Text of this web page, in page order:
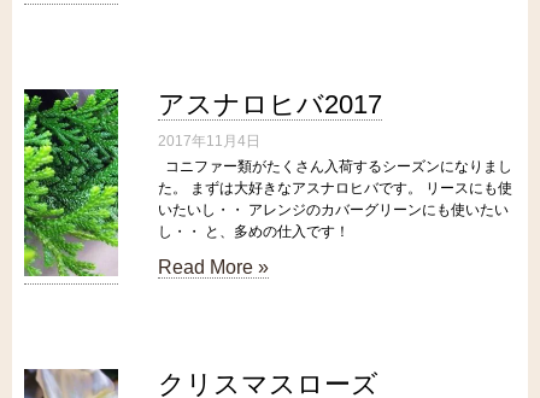
アスナロヒバ2017
2017年11月4日
コニファー類がたくさん入荷するシーズンになりまし
た。 まずは大好きなアスナロヒバです。 リースにも使
いたいし・・ アレンジのカバーグリーンにも使いたい
し・・ と、多めの仕入です！
Read More »
クリスマスローズ